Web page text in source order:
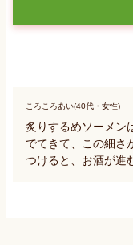
ころころあい(40代・女性)
炙りするめソーメン
でてきて、この細さ
つけると、お酒が進